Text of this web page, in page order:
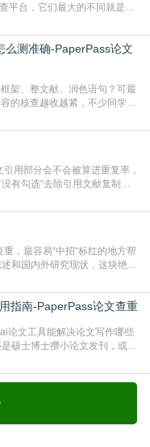
平台，它们最大的不同就是数
对主流。本科用PMLC，含大学
，含学术论文联合比对
么测准确-PaperPass论文
架、整文献、润色语句？可最
的核查越收越紧，不少同学投
人交稿前必做的一步。为什么
不少人觉得，我就用AI搭了个
有勾选“去除引用文献复制
一对应，著录项符合GB/T
标点用半角）；查重系统识别
和国内外研究现状，这块绝对
或别人写好的综述段落，系统
述也是不可避免，比如“本文采
指南-PaperPass论文查重
论文工具能解决论文写作哪些
硕士博士攒小论文发刊，或是
不到点上，交上去才发现重复
具，这些痛点基本都能高效解